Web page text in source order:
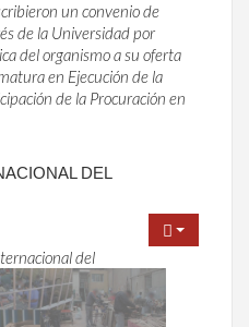
un convenio de
de la Universidad por
del organismo a su oferta
en Ejecución de la
de la Procuración en
DEL
del